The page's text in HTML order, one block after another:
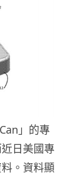
」的專
日美國專
。資料顯